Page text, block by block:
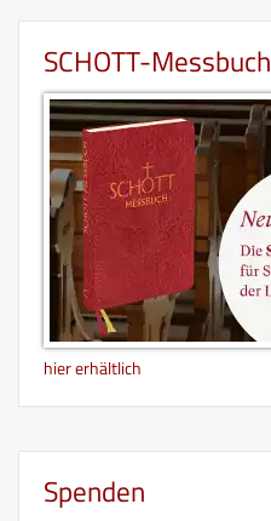
SCHOTT-Messbuch
hier erhältlich
Spenden